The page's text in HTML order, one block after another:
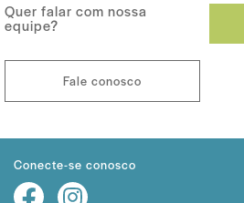
Quer falar com nossa
equipe?
Fale conosco
Conecte-se conosco